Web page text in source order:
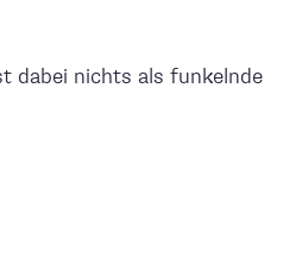
dabei nichts als funkelnde